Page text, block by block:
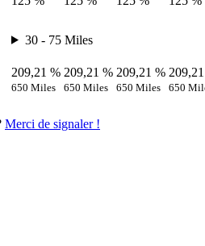
30 - 75 Miles
209,21 %
650 Miles
209,21 %
650 Miles
209,21 %
650 Miles 650
Merci de signaler !